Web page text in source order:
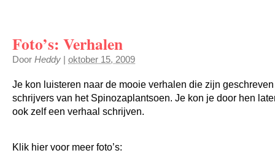
Foto’s: Verhalen
Door Heddy oktober 15, 2009
Je kon luisteren naar de mooie verhalen die zijn
schrijvers van het Spinozaplantsoen. Je kon je door hen
ook zelf een verhaal schrijven.
Klik hier voor meer foto’s: